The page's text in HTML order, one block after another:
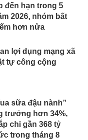
đến hạn trong 5
2026, nhóm bất
hơn nửa
lợi dụng mạng xã
tự công cộng
sữa đậu nành”
trưởng hơn 34%,
chi gần 368 tỷ
trong tháng 8